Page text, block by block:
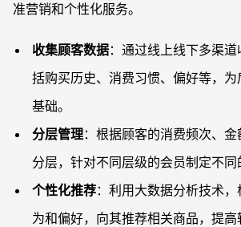
准营销和个性化服务。
收集顾客数据：通过线上线下多渠
括购买历史、消费习惯、偏好等，
基础。
分层管理：根据顾客的消费频次、
分层，针对不同层级的会员制定不同
个性化推荐：利用大数据分析技术
为和偏好，向其推荐相关商品，提高